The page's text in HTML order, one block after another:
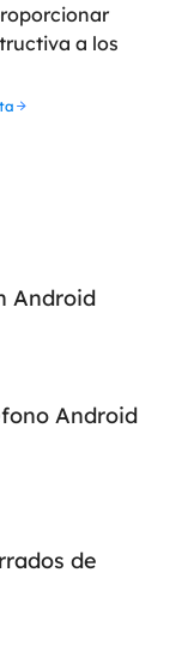
a los
Android
Android
de